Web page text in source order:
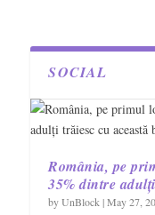
SOCIAL
România, pe
35% dintre
byUnBlock |May 27,